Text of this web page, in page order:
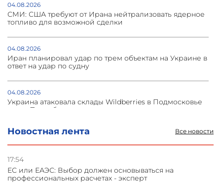
Новостная лента Все новости
17:54
ЕС или ЕАЭС: Выбор должен основываться на
профессиональных расчетах - эксперт
04.08.2026
СМИ: США требуют от Ирана нейтрализовать ядерное
топливо для возможной сделки
04.08.2026
Иран планировал удар по трем объектам на Украине в
ответ на удар по судну
04.08.2026
Украина атаковала склады Wildberries в Подмосковье
и под Петербургом
03.08.2026
Стратегия безопасности ОДКБ допускает применение
03.08.2026